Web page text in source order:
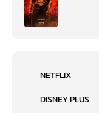
NETFLIX
DISNEY PLUS